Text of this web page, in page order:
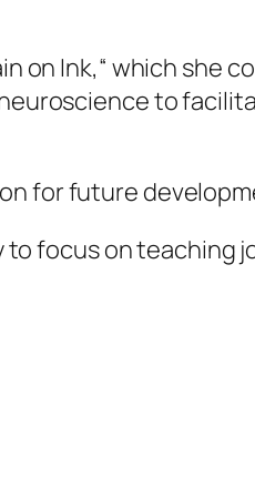
on Ink,“ which she
to
for future
focus on teaching